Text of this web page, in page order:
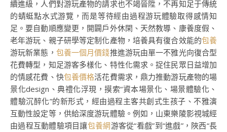
續進級，人們對游玩產物的請求也不竭晉陞，不再知足于傳統
的蜻蜓點水式游覽，而是等待經由過程游玩體驗取得感情知
足。要自動順應變更，開闢戶外休閑、天然教導、康養度假、
老年游玩、親子研學等定制化產物，培養具有復合效能的包養
游玩新業態， 包養一個月價錢推進游玩由單一不雅光向復合型
花費轉型，知足游客多樣化、特性化需求。捉住民眾日益增加
的情感花費、快包養價格活花費需求，鼎力推動游玩產物的場
景化design、典禮化浮現，摸索“資本場景化、場景體驗化、
體驗沉醉化”的新形式，經由過程主客共創式生孩子、不雅演
互動性設定等，供給深度游玩體驗。例如，山東樂陵影視城經
由過程互動體驗項目讓包養網游客從“看戲”到“進戲”，陜西“長